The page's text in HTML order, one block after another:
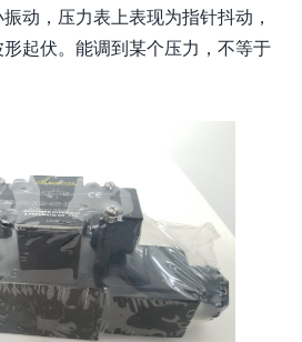
动，压力表上表现为指针抖动，
起伏。能调到某个压力，不等于